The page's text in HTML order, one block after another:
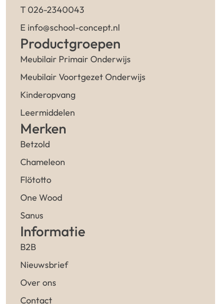
T 026-2340043
E info@school-concept.nl
Productgroepen
Meubilair Primair Onderwijs
Meubilair Voortgezet Onderwijs
Kinderopvang
Leermiddelen
Merken
Betzold
Chameleon
Flötotto
One Wood
Sanus
Informatie
B2B
Nieuwsbrief
Over ons
Contact